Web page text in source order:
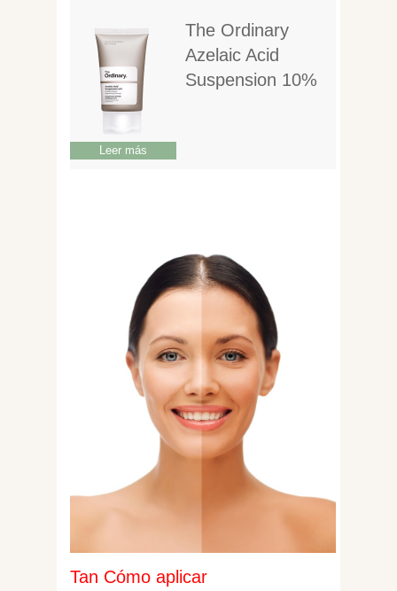
The Ordinary
Azelaic Acid
Suspension 10%
Leer más
Tan Cómo aplicar